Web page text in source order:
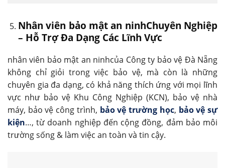
Nhân viên bảo mật an ninhChuyên Nghiệp
– Hỗ Trợ Đa Dạng Các Lĩnh Vực
nhân viên bảo mật an ninhcủa Công ty bảo vệ Đà Nẵng
không chỉ giỏi trong việc bảo vệ, mà còn là những
chuyên gia đa dạng, có khả năng thích ứng với mọi lĩnh
vực như bảo vệ Khu Công Nghiệp (KCN), bảo vệ nhà
máy, bảo vệ công trình, bảo vệ trường học, bảo vệ sự
kiện…, từ doanh nghiệp đến cộng đồng, đảm bảo môi
trường sống & làm việc an toàn và tin cậy.